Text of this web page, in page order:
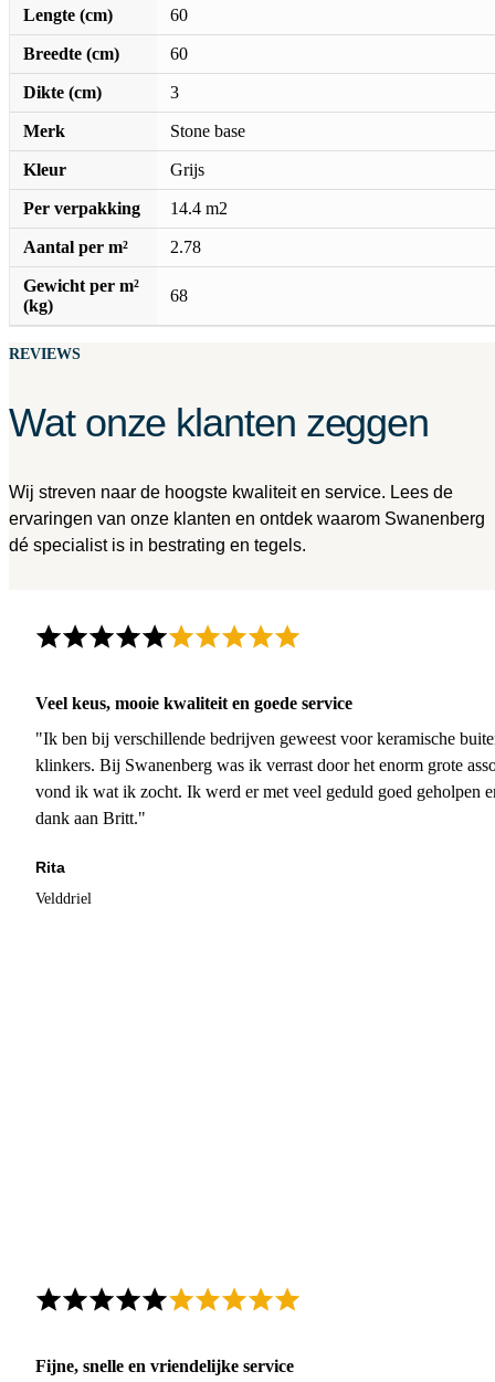
Lengte (cm) 60
Breedte (cm) 60
Dikte (cm) 3
Merk Stone base
Kleur Grijs
Per verpakking 14.4 m2
Aantal per m² 2.78
Gewicht per m²
(kg)
68
REVIEWS
Wat onze klanten zeggen
Wij streven naar de hoogste kwaliteit en service. Lees de
ervaringen van onze klanten en ontdek waarom Swanenberg
dé specialist is in bestrating en tegels.
Veel keus, mooie kwaliteit en goede service
"Ik ben bij verschillende bedrijven geweest voor keramische
klinkers. Bij Swanenberg was ik verrast door het enorm grote
vond ik wat ik zocht. Ik werd er met veel geduld goed geholpen
dank aan Britt."
Rita
Velddriel
Fijne, snelle en vriendelijke service